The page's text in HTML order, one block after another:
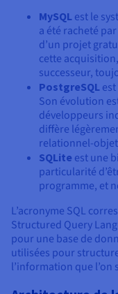
MySQL est le
a été racheté
d’un projet
cette
successeur,
PostgreSQL
Son évolution
développeurs
diffère
relationnel-objet
SQLite est une
particularité
programme, et
L’acronyme SQL
Structured Query
pour une base de
utilisées pour
l’information que l’on